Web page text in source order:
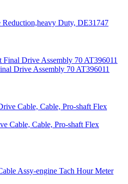
Duty, DE31747
Drive Assembly 70 AT396011
Cable, Cable, Pro-shaft Flex